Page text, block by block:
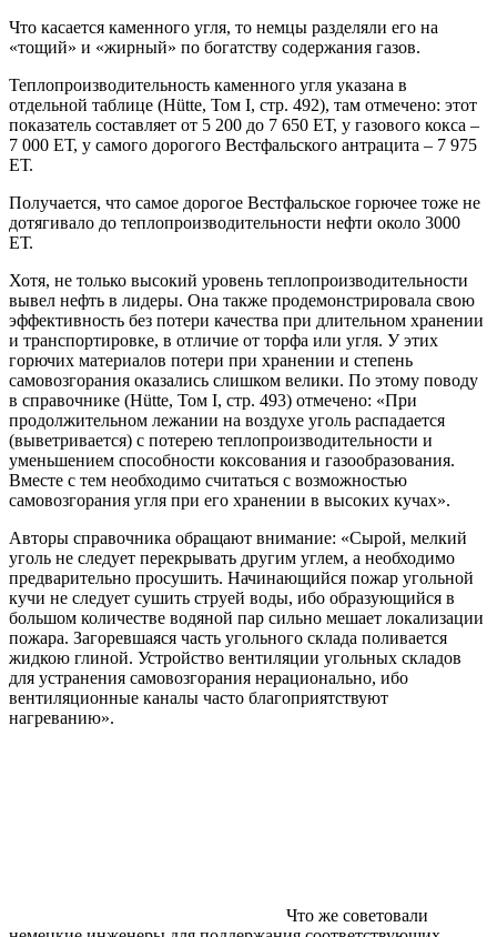
Что касается каменного угля, то немцы разделяли его на
«тощий» и «жирный» по богатству содержания газов.
Теплопроизводительность каменного угля указана в
отдельной таблице (Hütte, Том I, стр. 492), там отмечено: этот
показатель составляет от 5 200 до 7 650 ЕТ, у газового кокса –
7 000 ЕТ, у самого дорогого Вестфальского антрацита – 7 975
ЕТ.
Получается, что самое дорогое Вестфальское горючее тоже не
дотягивало до теплопроизводительности нефти около 3000
ЕТ.
Хотя, не только высокий уровень теплопроизводительности
вывел нефть в лидеры. Она также продемонстрировала свою
эффективность без потери качества при длительном хранении
и транспортировке, в отличие от торфа или угля. У этих
горючих материалов потери при хранении и степень
самовозгорания оказались слишком велики. По этому поводу
в справочнике (Hütte, Том I, стр. 493) отмечено: «При
продолжительном лежании на воздухе уголь распадается
(выветривается) с потерею теплопроизводительности и
уменьшением способности коксования и газообразования.
Вместе с тем необходимо считаться с возможностью
самовозгорания угля при его хранении в высоких кучах».
Авторы справочника обращают внимание: «Сырой, мелкий
уголь не следует перекрывать другим углем, а необходимо
предварительно просушить. Начинающийся пожар угольной
кучи не следует сушить струей воды, ибо образующийся в
большом количестве водяной пар сильно мешает локализации
пожара. Загоревшаяся часть угольного склада поливается
жидкою глиной. Устройство вентиляции угольных складов
для устранения самовозгорания нерационально, ибо
вентиляционные каналы часто благоприятствуют
нагреванию».
Что же советовали